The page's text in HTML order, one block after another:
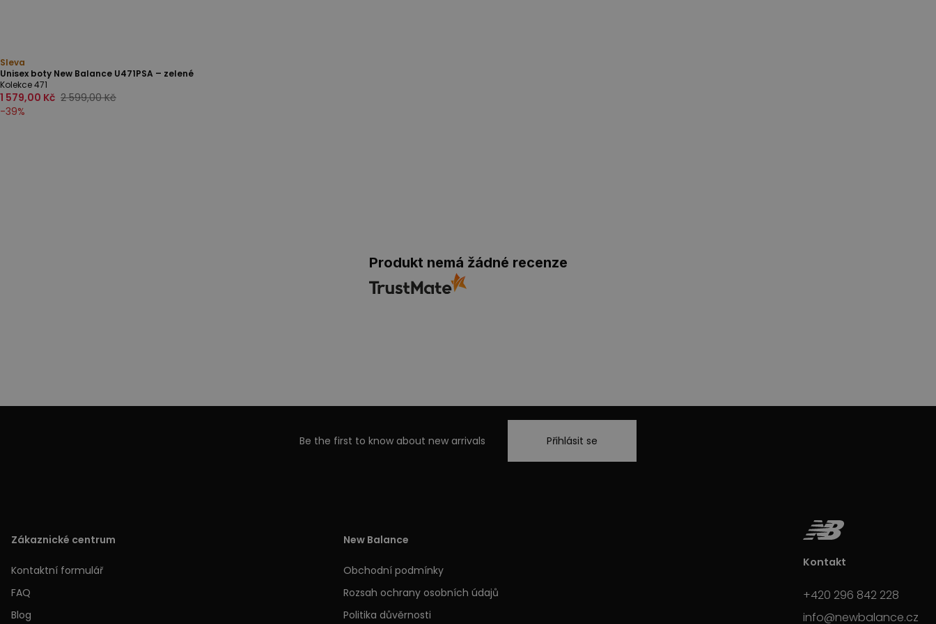
Sleva
Unisex boty New Balance U471PSA – zelené
Kolekce 471
1 579,00 Kč 2 599,00 Kč
-39%
Produkt nemá žádné recenze
Be the first to know about new arrivals Přihlásit se
Zákaznické centrum
Kontaktní formulář
FAQ
Blog
New Balance
Obchodní podmínky
Rozsah ochrany osobních údajů
Politika důvěrnosti
Kontakt
+420 296 842 228
info@newbalance.cz